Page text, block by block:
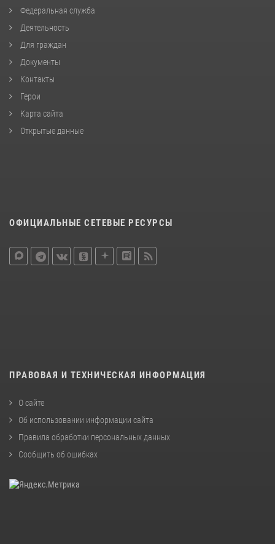
Федеральная служба
Деятельность
Для граждан
Документы
Контакты
Герои
Карта сайта
Открытые данные
ОФИЦИАЛЬНЫЕ СЕТЕВЫЕ РЕСУРСЫ
ПРАВОВАЯ И ТЕХНИЧЕСКАЯ ИНФОРМАЦИЯ
О сайте
Об использовании информации сайта
Правила обработки персональных данных
Сообщить об ошибках